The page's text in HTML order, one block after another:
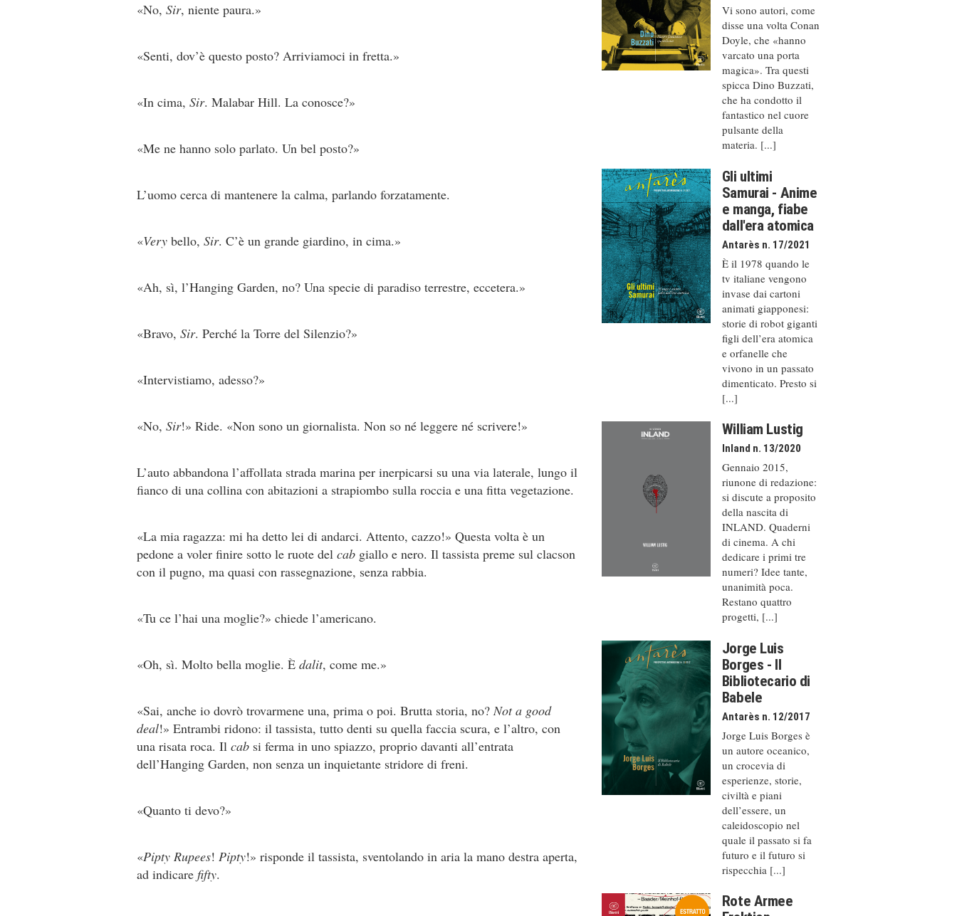
«No, Sir, niente paura.»
«Senti, dov’è questo posto? Arriviamoci in fretta.»
«In cima, Sir. Malabar Hill. La conosce?»
«Me ne hanno solo parlato. Un bel posto?»
L’uomo cerca di mantenere la calma, parlando forzatamente.
«Very bello, Sir. C’è un grande giardino, in cima.»
«Ah, sì, l’Hanging Garden, no? Una specie di paradiso terrestre, eccetera.»
«Bravo, Sir. Perché la Torre del Silenzio?»
«Intervistiamo, adesso?»
«No, Sir!» Ride. «Non sono un giornalista. Non so né leggere né scrivere!»
L’auto abbandona l’affollata strada marina per inerpicarsi su una via laterale, lungo il
fianco di una collina con abitazioni a strapiombo sulla roccia e una fitta vegetazione.
«La mia ragazza: mi ha detto lei di andarci. Attento, cazzo!» Questa volta è un
pedone a voler finire sotto le ruote del cab giallo e nero. Il tassista preme sul clacson
con il pugno, ma quasi con rassegnazione, senza rabbia.
«Tu ce l’hai una moglie?» chiede l’americano.
«Oh, sì. Molto bella moglie. È dalit, come me.»
«Sai, anche io dovrò trovarmene una, prima o poi. Brutta storia, no?Not a good
deal!» Entrambi ridono: il tassista, tutto denti su quella faccia scura, e l’altro, con
una risata roca. Il cab si ferma in uno spiazzo, proprio davanti all’entrata
dell’Hanging Garden, non senza un inquietante stridore di freni.
«Quanto ti devo?»
«Pipty Rupees! Pipty!» risponde il tassista, sventolando in aria la mano destra aperta,
ad indicare fifty.
Vi sono autori, come
disse una volta Conan
Doyle, che «hanno
varcato una porta
magica». Tra questi
spicca Dino Buzzati,
che ha condotto il
fantastico nel cuore
pulsante della
materia. [...]
Gli ultimi
Samurai - Anime
e manga, fiabe
dall'era atomica
Antarès n. 17/2021
È il 1978 quando le
tv italiane vengono
invase dai cartoni
animati giapponesi:
storie di robot giganti
figli dell’era atomica
e orfanelle che
vivono in un passato
dimenticato. Presto si
[...]
William Lustig
Inland n. 13/2020
Gennaio 2015,
riunone di redazione:
si discute a proposito
della nascita di
INLAND. Quaderni
di cinema. A chi
dedicare i primi tre
numeri? Idee tante,
unanimità poca.
Restano quattro
progetti, [...]
Jorge Luis
Borges - Il
Bibliotecario di
Babele
Antarès n. 12/2017
Jorge Luis Borges è
un autore oceanico,
un crocevia di
esperienze, storie,
civiltà e piani
dell’essere, un
caleido­scopio nel
quale il passato si fa
futuro e il futuro si
rispecchia [...]
Rote Armee